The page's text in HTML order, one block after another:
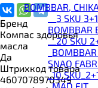
BOMBBAR,
__3 SKU
__20 SKU
SNAQ
_10
Бренд
Компас здоровья
масла
Да
Штрихкод товара
4607078970349